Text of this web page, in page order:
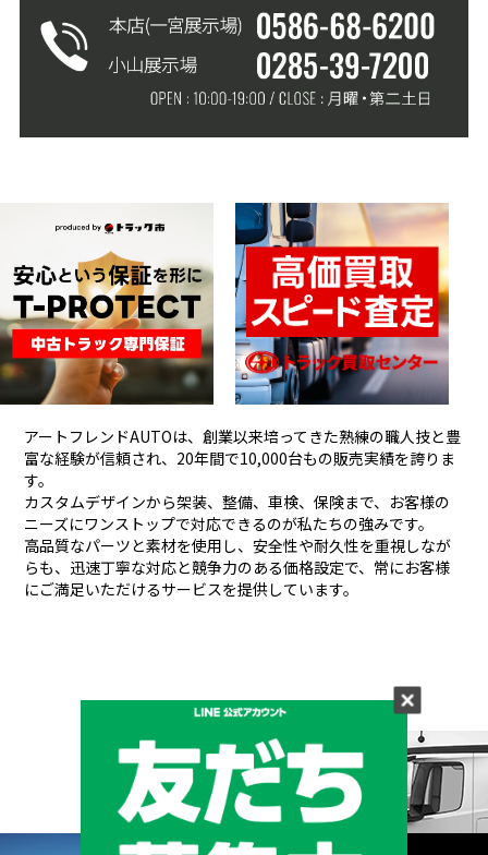
アートフレンドAUTOは、創業以来培ってきた熟練の職人技と豊
富な経験が信頼され、 20年間で10,000台もの販売実績を誇りま
す。
カスタムデザインから架装、整備、車検、保険まで、お客様の
ニーズにワンストップで対応できるのが私たちの強みです。
高品質なパーツと素材を使用し、安全性や耐久性を重視しなが
らも、 迅速丁寧な対応と競争力のある価格設定で、常にお客様
にご満足いただけるサービスを提供しています。
メーカーと形状から探す
BRAND & TYPE